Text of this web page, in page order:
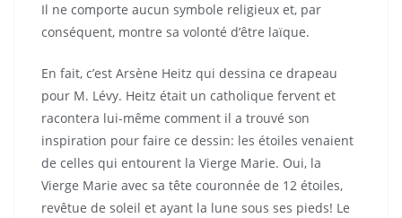
Il ne comporte aucun symbole religieux et, par
conséquent, montre sa volonté d’être laïque.
En fait, c’est Arsène Heitz qui dessina ce drapeau
pour M. Lévy. Heitz était un catholique fervent et
racontera lui-même comment il a trouvé son
inspiration pour faire ce dessin: les étoiles venaient
de celles qui entourent la Vierge Marie. Oui, la
Vierge Marie avec sa tête couronnée de 12 étoiles,
revêtue de soleil et ayant la lune sous ses pieds! Le